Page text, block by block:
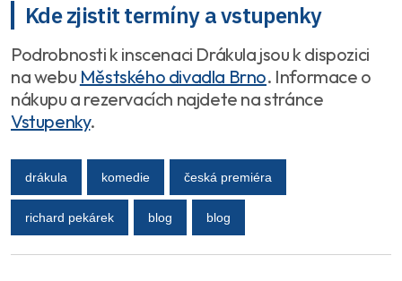
Kde zjistit termíny a vstupenky
Podrobnosti k inscenaci Drákula jsou k dispozici
na webu Městského divadla Brno. Informace o
nákupu a rezervacích najdete na stránce
Vstupenky.
drákula komedie česká premiéra
richard pekárek blog blog